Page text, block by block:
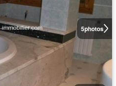
5photos